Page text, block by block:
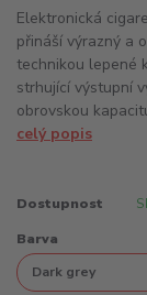
Elektronická
přináší výrazný a
technikou lepené
strhující výstupní
obrovskou
celý popis
Dostupnost
Barva